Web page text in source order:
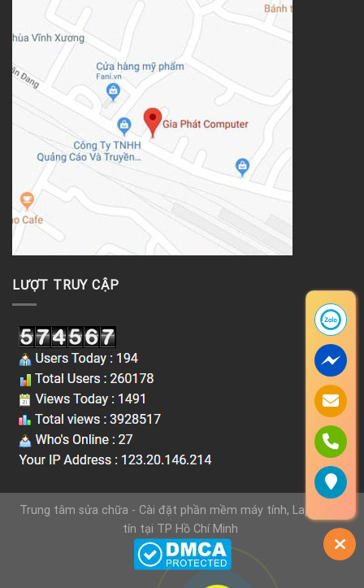
LƯỢT TRUY CẬP
Trung tâm sửa chữa - Cài đặt phần mềm máy tính, Laptop uy
tín tại TP Hồ Chí Minh